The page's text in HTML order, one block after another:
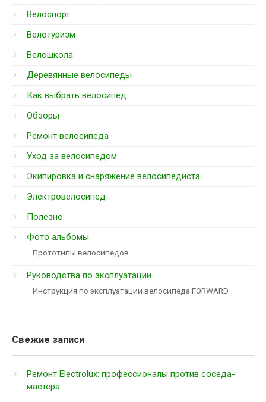
Велоспорт
Велотуризм
Велошкола
Деревянные велосипеды
Как выбрать велосипед
Обзоры
Ремонт велосипеда
Уход за велосипедом
Экипировка и снаряжение велосипедиста
Электровелосипед
Полезно
Фото альбомы
Прототипы велосипедов
Руководства по эксплуатации
Инструкция по эксплуатации велосипеда FORWARD
Свежие записи
Ремонт Electrolux: профессионалы против соседа-
мастера